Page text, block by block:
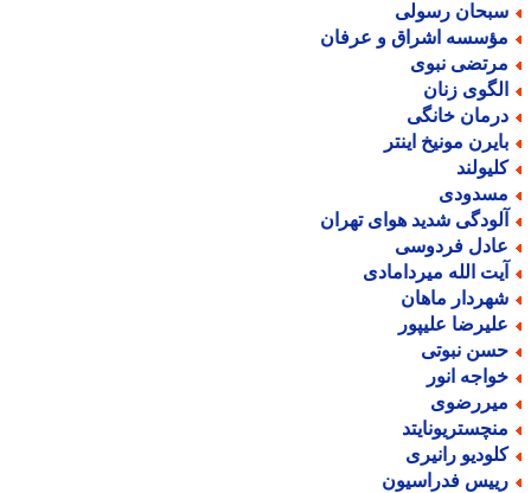
رسولی
اشراق و عرفان
نبوی
زنان
خانگی
مونیخ اینتر
شدید هوای تهران
فردوسی
الله میردامادی
ماهان
علیپور
نبوتی
انور
رانیری
فدراسیون